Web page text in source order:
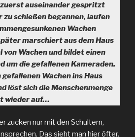
auseinander gespritzt
zu schießen begannen, laufen
Wachen
marschiert aus dem Haus
Wachen und bildet einen
um die gefallenen Kameraden.
Wachen ins Haus
löst sich die Menschenmenge
wieder auf…
zucken nur mit den Schultern,
Das sieht man hier öfter.